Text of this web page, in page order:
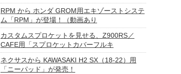
RPM から ホンダ GROM用エキゾーストシステ
ム「RPM」が登場！（動画あり
カスタムスプロケットを見せる、Z900RS／
CAFE用「スプロケットカバーフルキ
ネクサスから KAWASAKI H2 SX（18-22）用
「ニーパッド」が発売！